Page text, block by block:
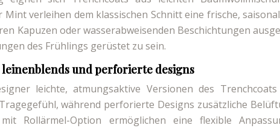
verleihen dem klassischen Schnitt eine frische,
Kapuzen oder wasserabweisenden Beschichtungen
des Frühlings gerüstet zu sein.
und perforierte designs
leichte, atmungsaktive Versionen des Trenchcoats
während perforierte Designs zusätzliche
Rollärmel-Option ermöglichen eine flexible